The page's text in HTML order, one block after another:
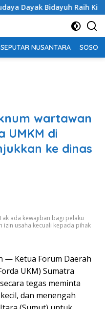
Raih Kinerja Ekselen Award
SEPUTAR NUSANTARA SOSOK
wartawan
UMKM di
ke dinas
ada kewajiban bagi pelaku
izin usaha kecuali kepada pihak
— Ketua Forum Daerah
UKM) Sumatra
tegas meminta
dan menengah